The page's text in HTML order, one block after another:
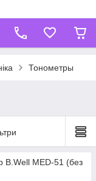
Тонометры
B.Well MED-51 (без